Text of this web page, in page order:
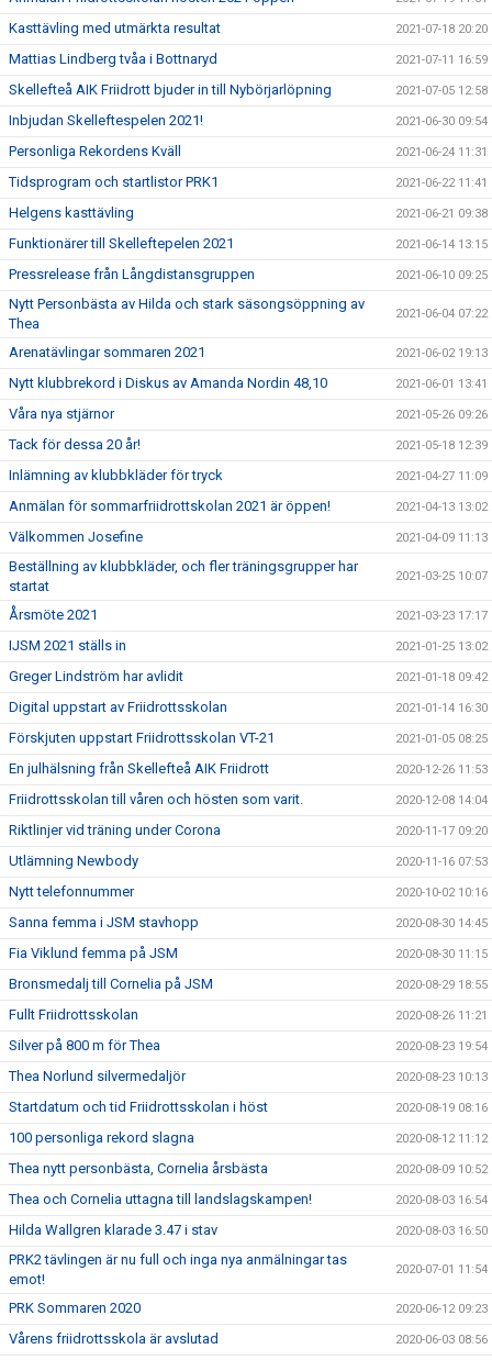
Kasttävling med utmärkta resultat 2021-07-18 20:20
Mattias Lindberg tvåa i Bottnaryd 2021-07-11 16:59
Skellefteå AIK Friidrott bjuder in till Nybörjarlöpning 2021-07-05 12:58
Inbjudan Skelleftespelen 2021! 2021-06-30 09:54
Personliga Rekordens Kväll 2021-06-24 11:31
Tidsprogram och startlistor PRK1 2021-06-22 11:41
Helgens kasttävling 2021-06-21 09:38
Funktionärer till Skelleftepelen 2021 2021-06-14 13:15
Pressrelease från Långdistansgruppen 2021-06-10 09:25
Nytt Personbästa av Hilda och stark säsongsöppning av
Thea
2021-06-04 07:22
Arenatävlingar sommaren 2021 2021-06-02 19:13
Nytt klubbrekord i Diskus av Amanda Nordin 48,10 2021-06-01 13:41
Våra nya stjärnor 2021-05-26 09:26
Tack för dessa 20 år! 2021-05-18 12:39
Inlämning av klubbkläder för tryck 2021-04-27 11:09
Anmälan för sommarfriidrottskolan 2021 är öppen! 2021-04-13 13:02
Välkommen Josefine 2021-04-09 11:13
Beställning av klubbkläder, och fler träningsgrupper har
startat
2021-03-25 10:07
Årsmöte 2021 2021-03-23 17:17
IJSM 2021 ställs in 2021-01-25 13:02
Greger Lindström har avlidit 2021-01-18 09:42
Digital uppstart av Friidrottsskolan 2021-01-14 16:30
Förskjuten uppstart Friidrottsskolan VT-21 2021-01-05 08:25
En julhälsning från Skellefteå AIK Friidrott 2020-12-26 11:53
Friidrottsskolan till våren och hösten som varit. 2020-12-08 14:04
Riktlinjer vid träning under Corona 2020-11-17 09:20
Utlämning Newbody 2020-11-16 07:53
Nytt telefonnummer 2020-10-02 10:16
Sanna femma i JSM stavhopp 2020-08-30 14:45
Fia Viklund femma på JSM 2020-08-30 11:15
Bronsmedalj till Cornelia på JSM 2020-08-29 18:55
Fullt Friidrottsskolan 2020-08-26 11:21
Silver på 800 m för Thea 2020-08-23 19:54
Thea Norlund silvermedaljör 2020-08-23 10:13
Startdatum och tid Friidrottsskolan i höst 2020-08-19 08:16
100 personliga rekord slagna 2020-08-12 11:12
Thea nytt personbästa, Cornelia årsbästa 2020-08-09 10:52
Thea och Cornelia uttagna till landslagskampen! 2020-08-03 16:54
Hilda Wallgren klarade 3.47 i stav 2020-08-03 16:50
PRK2 tävlingen är nu full och inga nya anmälningar tas
emot!
2020-07-01 11:54
PRK Sommaren 2020 2020-06-12 09:23
Vårens friidrottsskola är avslutad 2020-06-03 08:56